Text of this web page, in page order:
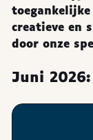
toegankelijke
creatieve en
door onze
Juni 2026: